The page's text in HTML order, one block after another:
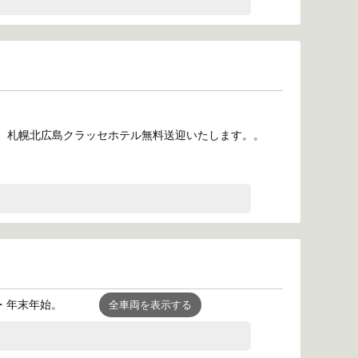
幌北広島クラッセホテル無料送迎いたします。。
末年始。 全車両を表示する